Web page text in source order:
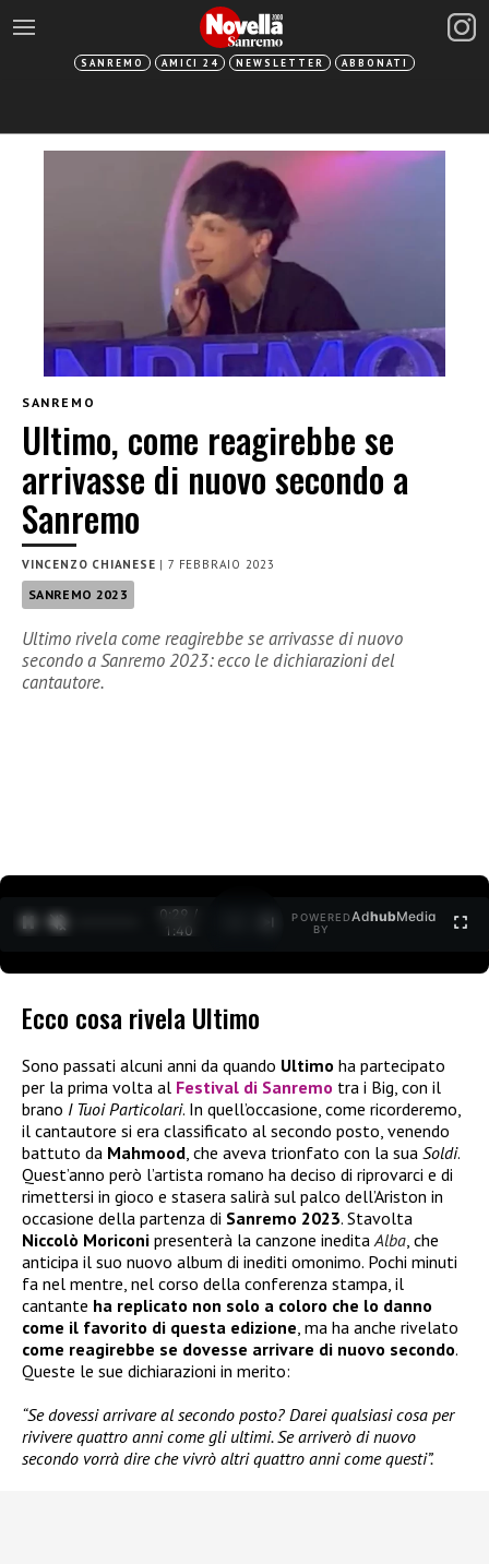
SANREMO AMICI 24 NEWSLETTER ABBONATI
SANREMO
Ultimo, come reagirebbe se
arrivasse di nuovo secondo a
Sanremo
VINCENZO CHIANESE |7 FEBBRAIO 2023
SANREMO 2023
Ultimo rivela come reagirebbe se arrivasse di nuovo
secondo a Sanremo 2023: ecco le dichiarazioni del
cantautore.
0:30 /
1:40
POWERED
BY
AdhubMedia
Ecco cosa rivela Ultimo
Sono passati alcuni anni da quando Ultimo ha partecipato
per la prima volta al Festival di Sanremo tra i Big, con il
brano I Tuoi Particolari. In quell’occasione, come ricorderemo,
il cantautore si era classificato al secondo posto, venendo
battuto da Mahmood, che aveva trionfato con la sua Soldi.
Quest’anno però l’artista romano ha deciso di riprovarci e di
rimettersi in gioco e stasera salirà sul palco dell’Ariston in
occasione della partenza di Sanremo 2023. Stavolta
Niccolò Moriconi presenterà la canzone ineditaAlba, che
anticipa il suo nuovo album di inediti omonimo. Pochi minuti
fa nel mentre, nel corso della conferenza stampa, il
cantante ha replicato non solo a coloro che lo danno
come il favorito di questa edizione, ma ha anche rivelato
come reagirebbe se dovesse arrivare di nuovo secondo.
Queste le sue dichiarazioni in merito:
“Se dovessi arrivare al secondo posto? Darei qualsiasi cosa per
rivivere quattro anni come gli ultimi. Se arriverò di nuovo
secondo vorrà dire che vivrò altri quattro anni come questi”.